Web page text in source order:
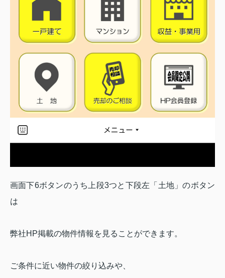
画面下6ボタンのうち上段3つと下段左「土地」のボタン
は
弊社HP掲載の物件情報を見ることができます。
ご条件に近い物件の絞り込みや、